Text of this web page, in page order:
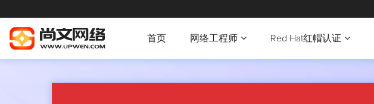
首页 网络工程师 Red Hat红帽认证